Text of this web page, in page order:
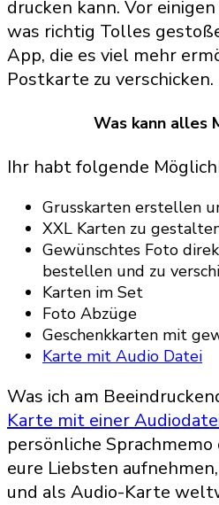
drucken kann. Vor
was richtig Tolles
App, die es viel mehr
Postkarte zu verschicken.
Was kann alles
Ihr habt folgende
Grusskarten erstellen
XXL Karten zu
Gewünschtes Foto
bestellen und zu
Karten im Set
Foto Abzüge
Geschenkkarten mit
Karte mit Audio Datei
Was ich am
Karte mit einer
persönliche
eure Liebsten
und als Audio-Karte